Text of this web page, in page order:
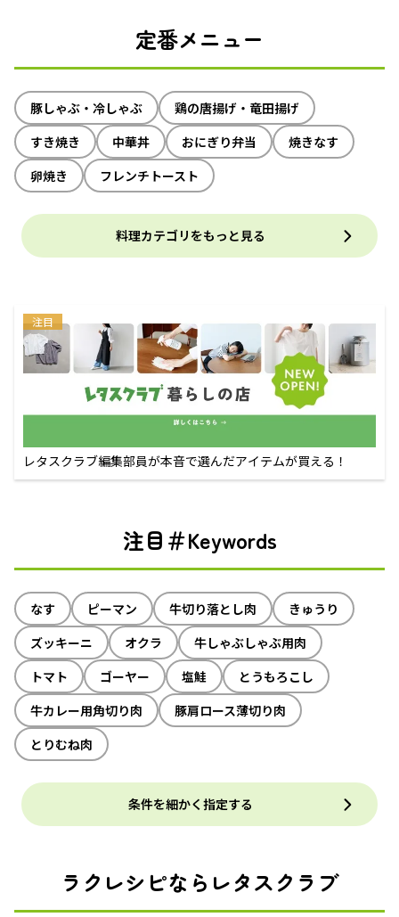
定番メニュー
豚しゃぶ・冷しゃぶ
鶏の唐揚げ・竜田揚げ
すき焼き
中華丼 おにぎり弁当
焼きなす
卵焼き
フレンチトースト
料理カテゴリをもっと見る
注目
レタスクラブ編集部員が本音で選んだアイテムが買える！
注目＃Keywords
なす ピーマン 牛切り落とし肉
きゅうり
ズッキーニ
オクラ
牛しゃぶしゃぶ用肉
トマト
ゴーヤー 塩鮭
とうもろこし
牛カレー用角切り肉
豚肩ロース薄切り肉
とりむね肉
条件を細かく指定する
ラクレシピならレタスクラブ